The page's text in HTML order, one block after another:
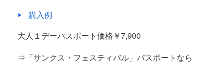
購入例
大人１デーパスポート価格￥7,900
⇒「サンクス・フェスティバル」パスポートなら